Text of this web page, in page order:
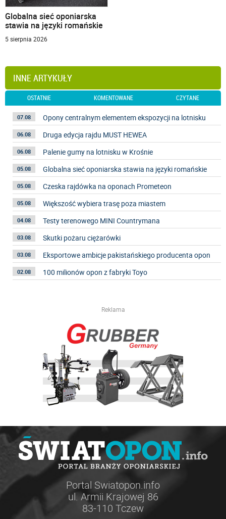
Globalna sieć oponiarska
stawia na języki romańskie
5 sierpnia 2026
INNE ARTYKUŁY
OSTATNIE KOMENTOWANE CZYTANE
07.08 Opony centralnym elementem ekspozycji na lotnisku
06.08 Druga edycja rajdu MUST HEWEA
06.08 Palenie gumy na lotnisku w Krośnie
05.08 Globalna sieć oponiarska stawia na języki romańskie
05.08 Czeska rajdówka na oponach Prometeon
05.08 Większość wybiera trasę poza miastem
04.08 Testy terenowego MINI Countrymana
03.08 Skutki pożaru ciężarówki
03.08 Eksportowe ambicje pakistańskiego producenta opon
02.08 100 milionów opon z fabryki Toyo
Reklama
Portal Swiatopon.info
ul. Armii Krajowej 86
83-110 Tczew